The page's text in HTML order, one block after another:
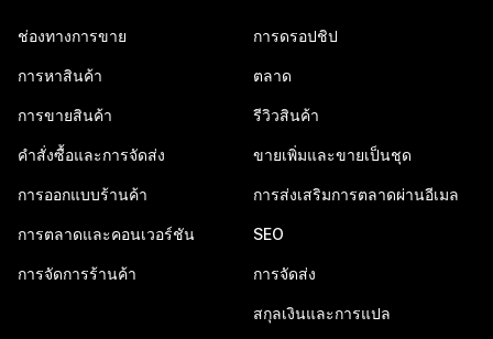
ช่องทางการขาย
การหาสินค้า
การขายสินค้า
คำสั่งซื้อและการจัดส่ง
การออกแบบร้านค้า
การตลาดและคอนเวอร์ชัน
การจัดการร้านค้า
การดรอปชิป
ตลาด
รีวิวสินค้า
ขายเพิ่มและขายเป็นชุด
การส่งเสริมการตลาดผ่านอีเมล
SEO
การจัดส่ง
สกุลเงินและการแปล